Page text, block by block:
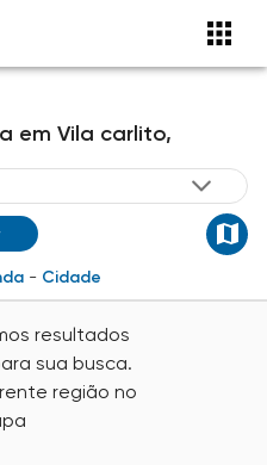
em Vila carlito,
- Cidade
resultados
sua busca.
região no